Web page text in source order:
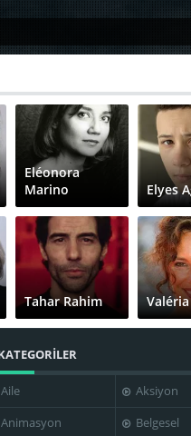
Eléonora
Marino
Elyes
Tahar Rahim
Aile
Aksiyon
Animasyon
Belgesel